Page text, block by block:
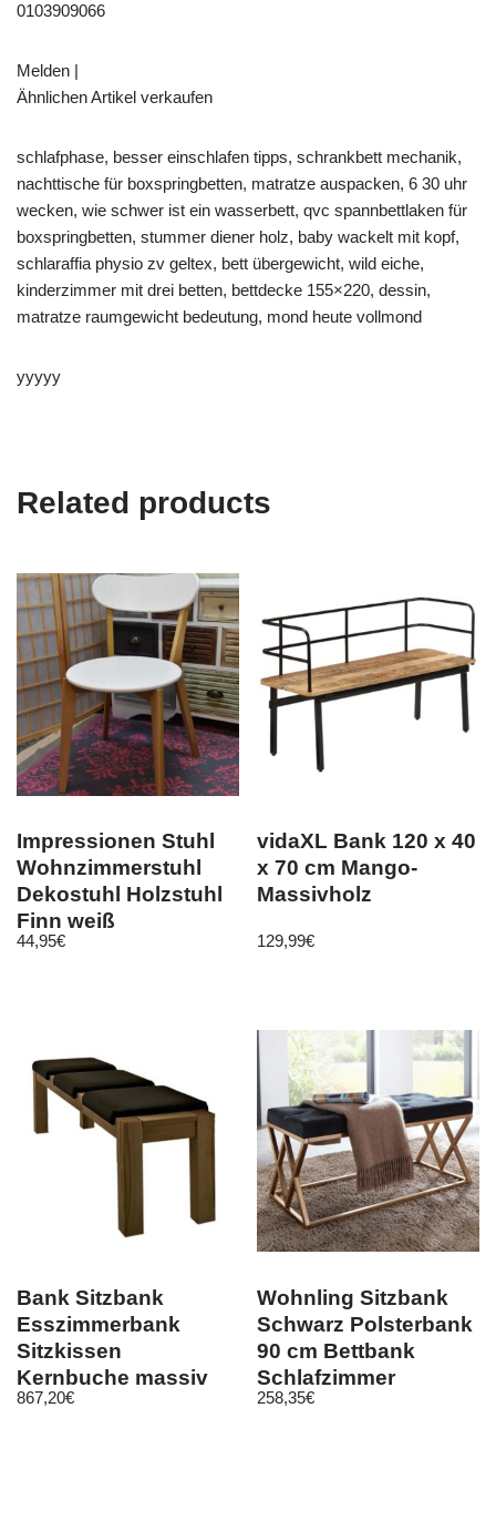
0103909066
Melden |
Ähnlichen Artikel verkaufen
schlafphase, besser einschlafen tipps, schrankbett mechanik,
nachttische für boxspringbetten, matratze auspacken, 6 30 uhr
wecken, wie schwer ist ein wasserbett, qvc spannbettlaken für
boxspringbetten, stummer diener holz, baby wackelt mit kopf,
schlaraffia physio zv geltex, bett übergewicht, wild eiche,
kinderzimmer mit drei betten, bettdecke 155×220, dessin,
matratze raumgewicht bedeutung, mond heute vollmond
yyyyy
Related products
Impressionen Stuhl
Wohnzimmerstuhl
Dekostuhl Holzstuhl
Finn weiß
44,95€
vidaXL Bank 120 x 40
x 70 cm Mango-
Massivholz
129,99€
Bank Sitzbank
Esszimmerbank
Sitzkissen
Kernbuche massiv
geölt Leder
867,20€
Wohnling Sitzbank
Schwarz Polsterbank
90 cm Bettbank
Schlafzimmer
Flurbank Samt
258,35€